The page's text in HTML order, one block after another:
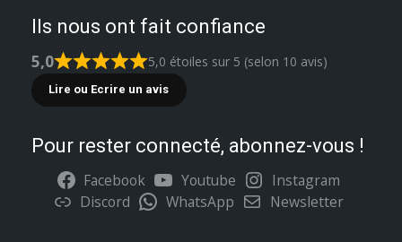
Ils nous ont fait confiance
5,0 5,0 étoiles sur 5 (selon 10 avis)
Lire ou Ecrire un avis
Pour rester connecté, abonnez-vous !
Facebook Youtube
Instagram
Discord
WhatsApp Newsletter